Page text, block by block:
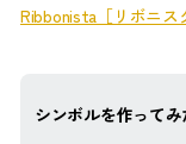
Ribbonista［リボニス
シンボルを作って